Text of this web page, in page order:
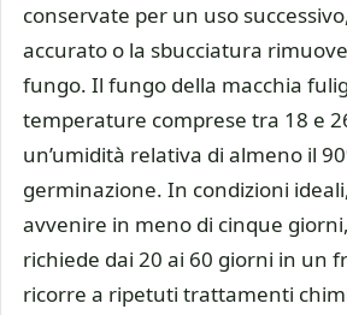
conservate per un uso
accurato o la sbucciatura
fungo. Il fungo della macchia
temperature comprese tra 18 e 26
un’umidità relativa di almeno il
germinazione. In condizioni
avvenire in meno di cinque
richiede dai 20 ai 60 giorni in un
ricorre a ripetuti trattamenti